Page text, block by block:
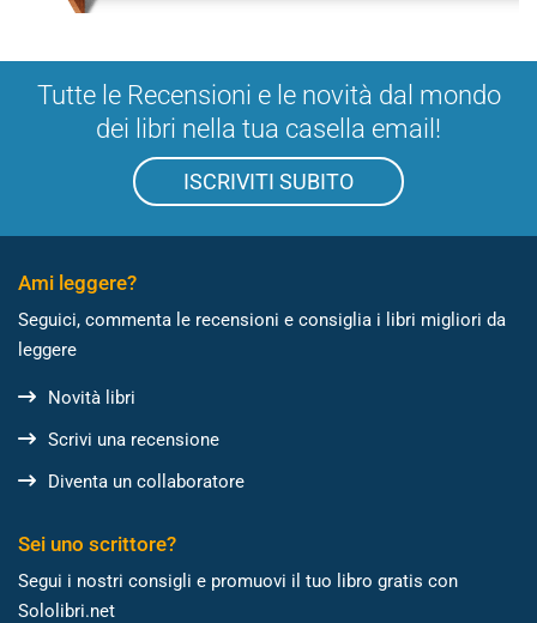
Tutte le Recensioni e le novità dal mondo
dei libri nella tua casella email!
ISCRIVITI SUBITO
Ami leggere?
Seguici, commenta le recensioni e consiglia i libri migliori da
leggere
Novità libri
Scrivi una recensione
Diventa un collaboratore
Sei uno scrittore?
Segui i nostri consigli e promuovi il tuo libro gratis con
Sololibri.net